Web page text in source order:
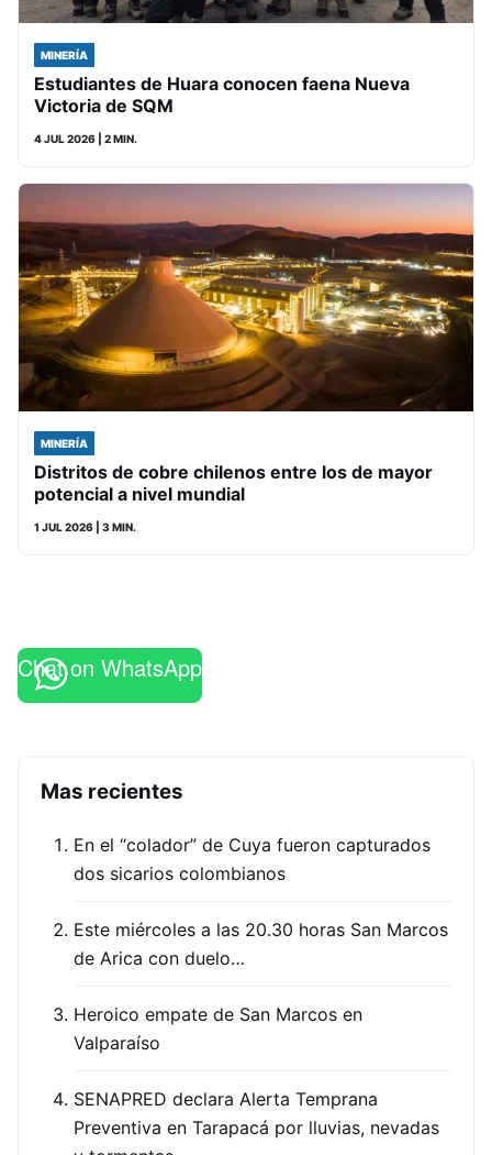
MINERÍA
Estudiantes de Huara conocen faena Nueva
Victoria de SQM
4 JUL 2026 | 2 MIN.
MINERÍA
Distritos de cobre chilenos entre los de mayor
potencial a nivel mundial
1 JUL 2026 | 3 MIN.
Chat on WhatsApp
Mas recientes
En el “colador” de Cuya fueron capturados
dos sicarios colombianos
Este miércoles a las 20.30 horas San Marcos
de Arica con duelo…
Heroico empate de San Marcos en
Valparaíso
SENAPRED declara Alerta Temprana
Preventiva en Tarapacá por lluvias, nevadas